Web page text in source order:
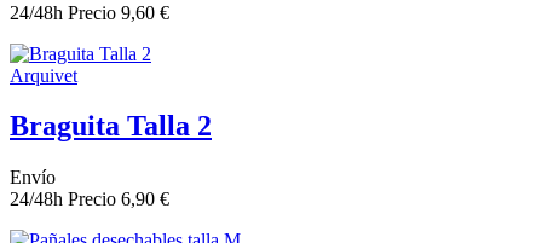
24/48h Precio 9,60 €
Arquivet
Braguita Talla 2
Envío
24/48h Precio 6,90 €